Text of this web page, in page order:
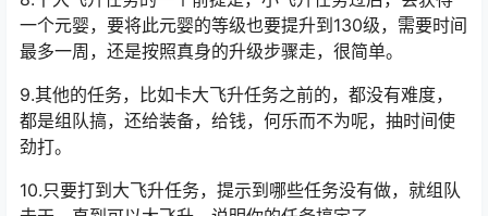
7.大飞升任务，可以获利飞升技能效果，可以开启第二套门
派的技能，有属性加强。根据任务提示打，组队杀，没有
难度。
8.干大飞升任务的一个前提是，小飞升任务过后，会获得
一个元婴，要将此元婴的等级也要提升到130级，需要时间
最多一周，还是按照真身的升级步骤走，很简单。
9.其他的任务，比如卡大飞升任务之前的，都没有难度，